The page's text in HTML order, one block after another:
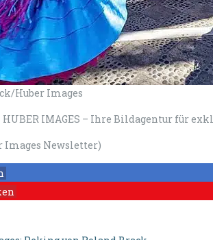
Huber Images
IMAGES – Ihre Bildagentur für
Images Newsletter)